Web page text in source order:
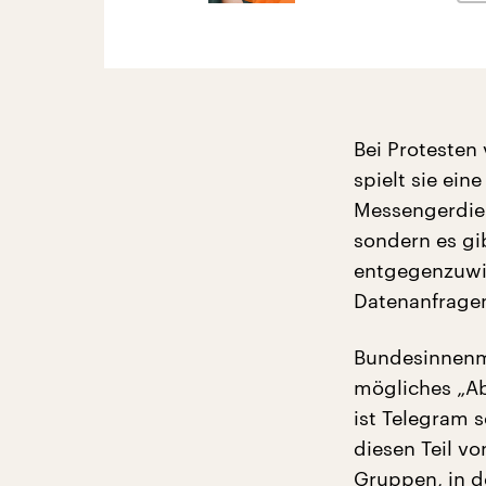
Bei
spielt sie
sondern es
mögliches
ist Telegram
diesen Teil
Gruppen, in